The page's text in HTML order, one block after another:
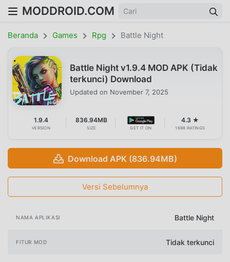
MODDROID.COM
Beranda Games Rpg Battle Night
Battle Night v1.9.4 MOD APK (Tidak
terkunci) Download
Updated on November 7, 2025
1.9.4
VERSION
836.94MB
SIZE GET IT ON
4.3 ★
1698 RATINGS
Download APK (836.94MB)
Versi Sebelumnya
NAMA APLIKASI Battle Night
FITUR MOD Tidak terkunci